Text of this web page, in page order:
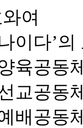
여
이다’의
육공동
교공동
배공동